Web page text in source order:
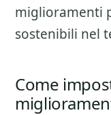
miglioramenti
sostenibili nel
Come